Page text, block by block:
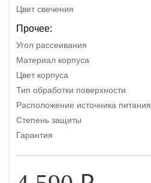
Цвет свечения
Прочее:
Угол рассеивания
Материал корпуса
Цвет корпуса
Тип обработки поверхности
Расположение источника питания
Степень защиты
Гарантия